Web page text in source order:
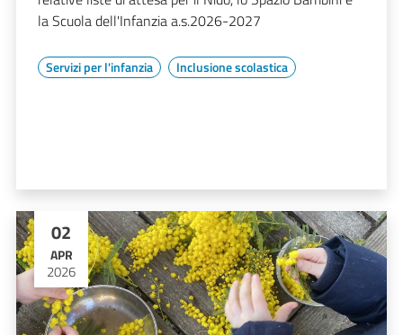
la Scuola dell'Infanzia a.s.2026-2027
Servizi per l'infanzia Inclusione scolastica
02
APR
2026